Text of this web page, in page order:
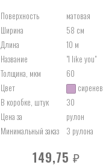
Поверхность
матовая
Ширина
58 см
Длина
10 м
Название
"I like you"
Толщина, мкм
60
Цвет
В коробке, штук
30
Цена за
рулон
Минимальный заказ
3 рулона
149,75 ₽